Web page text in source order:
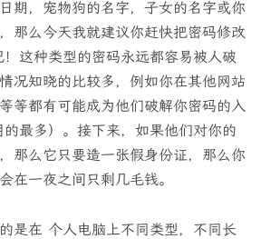
期，宠物狗的名字，子女的名字或你
那么今天我就建议你赶快把密码修改
这种类型的密码永远都容易被人破
况知晓的比较多，例如你在其他网站
等都有可能成为他们破解你密码的入
最多）。接下来，如果他们对你的
那么它只要造一张假身份证，那么你
在一夜之间只剩几毛钱。
是在 个人电脑上不同类型，不同长